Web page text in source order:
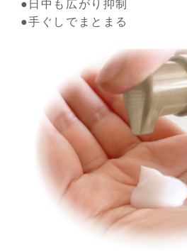
●日中も広がり抑制
●手ぐしでまとまる